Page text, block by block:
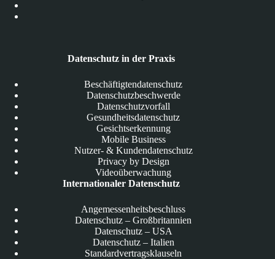
Datenschutz in der Praxis
Beschäftigtendatenschutz
Datenschutzbeschwerde
Datenschutzvorfall
Gesundheitsdatenschutz
Gesichtserkennung
Mobile Business
Nutzer- & Kundendatenschutz
Privacy by Design
Videoüberwachung
Internationaler Datenschutz
Angemessenheitsbeschluss
Datenschutz – Großbritannien
Datenschutz – USA
Datenschutz – Italien
Standardvertragsklauseln